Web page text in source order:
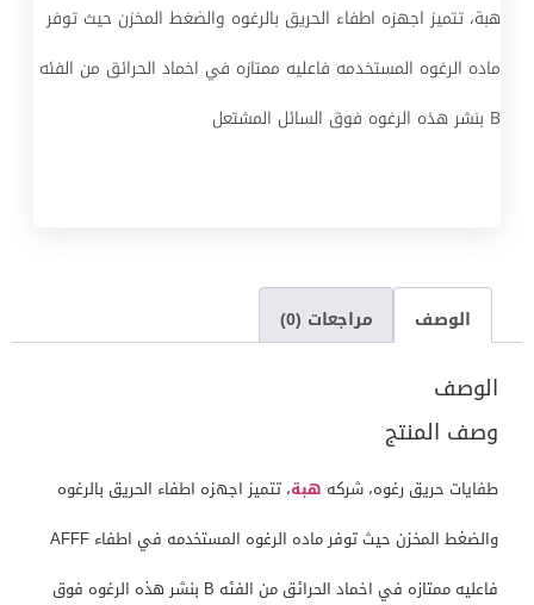
هبة، تتميز اجهزه اطفاء الحريق بالرغوه والضغط المخزن حيث توفر
ماده الرغوه المستخدمه فاعليه ممتازه في اخماد الحرائق من الفئه
B بنشر هذه الرغوه فوق السائل المشتعل
الوصف مراجعات (0)
الوصف
وصف المنتج
طفايات حريق رغوه، شركه هبة، تتميز اجهزه اطفاء الحريق بالرغوه
والضغط المخزن حيث توفر ماده الرغوه المستخدمه في اطفاء AFFF
فاعليه ممتازه في اخماد الحرائق من الفئه B بنشر هذه الرغوه فوق